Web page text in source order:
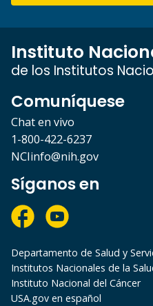
Instituto
de los Institutos
Comuníquese
Chat en vivo
1-800-422-6237
NCIinfo@nih.gov
Síganos en
Departamento de Salud y
Institutos Nacionales de la
Instituto Nacional del Cáncer
USA.gov en español